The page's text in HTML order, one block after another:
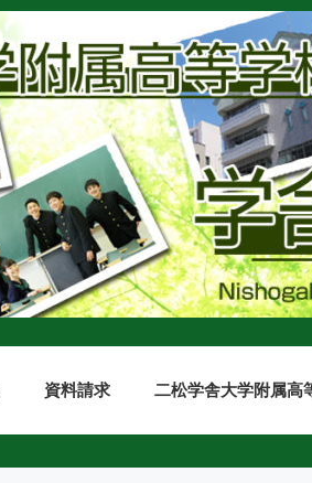
資料請求 二松学舎大学附属高